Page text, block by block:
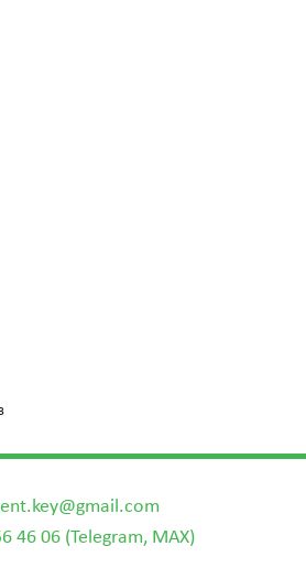
46 06 (Telegram, MAX)